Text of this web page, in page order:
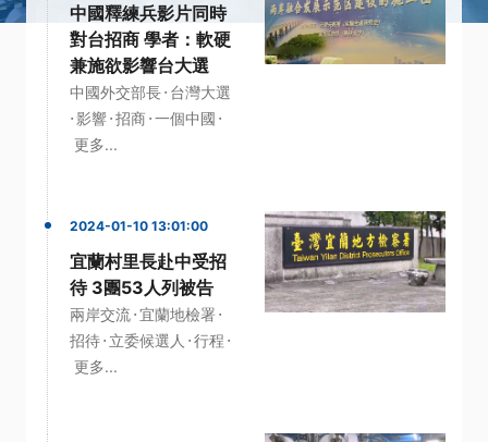
中國釋練兵影片同時
對台招商 學者：軟硬
兼施欲影響台大選
中國外交部長· 台灣大選
·影響·招商·一個中國 ·
更多...
2024-01-10 13:01:00
宜蘭村里長赴中受招
待 3團53人列被告
兩岸交流·宜蘭地檢署 ·
招待· 立委候選人 ·行程 ·
更多...